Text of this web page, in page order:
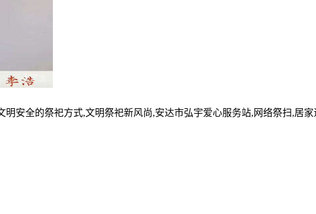
明安全的祭祀方式,文明祭祀新风尚,安达市弘宇爱心服务站,网络祭扫,居